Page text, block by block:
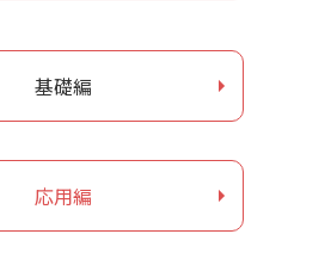
よくあるご質問
お問い合わせ
基礎編
応用編